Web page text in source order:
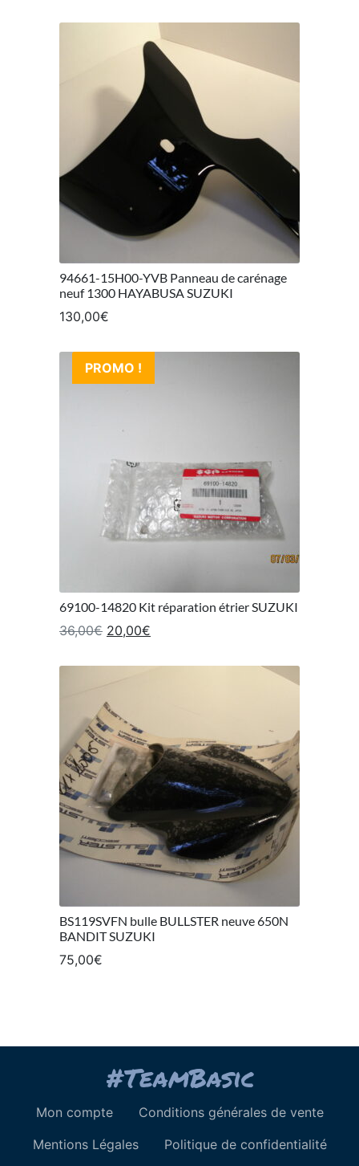
94661-15H00-YVB Panneau de carénage
neuf 1300 HAYABUSA SUZUKI
130,00€
PROMO !
69100-14820 Kit réparation étrier SUZUKI
36,00€ Le prix initial était : 36,00€.
20,00€
BS119SVFN bulle BULLSTER neuve 650N
BANDIT SUZUKI
75,00€
Mon compte
Conditions générales de vente
Mentions Légales
Politique de confidentialité